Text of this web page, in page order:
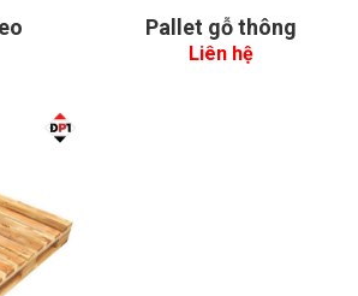
Pallet gỗ thông
Liên hệ